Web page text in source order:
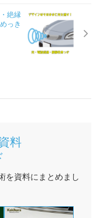
絶縁
っき
料
を資料にまとめまし